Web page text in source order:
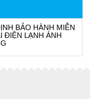
BẢO HÀNH MIỄN
ĐIỆN LẠNH ÁNH